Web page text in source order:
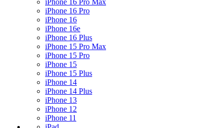
iPhone 16 Pro Max
iPhone 16 Pro
iPhone 16
iPhone 16e
iPhone 16 Plus
iPhone 15 Pro Max
iPhone 15 Pro
iPhone 15
iPhone 15 Plus
iPhone 14
iPhone 14 Plus
iPhone 13
iPhone 12
iPhone 11